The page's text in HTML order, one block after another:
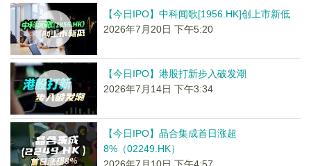
【今日IPO】中科闻歌[1956.HK]创上市新低
2026年7月20日 下午5:20
【今日IPO】港股打新步入破发潮
2026年7月14日 下午3:34
【今日IPO】晶合集成首日涨超
8%（02249.HK）